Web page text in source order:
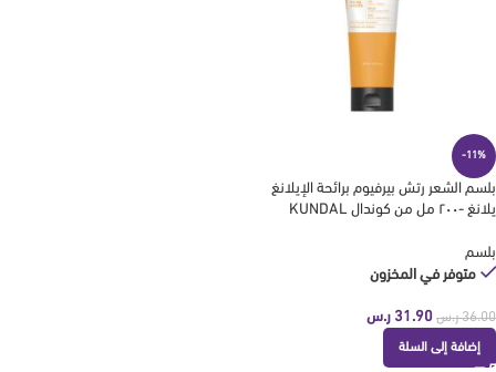
-11%
بلسم الشعر رتش بيرفيوم برائحة الإيلانغ
يلانغ -٢٠٠ مل من كوندال KUNDAL
بلسم
متوفر في المخزون
36.00 ر.س 31.90 ر.س
إضافة إلى السلة